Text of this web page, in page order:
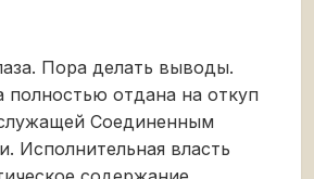
Пора делать выводы.
полностью отдана на откуп
Соединенным
Исполнительная власть